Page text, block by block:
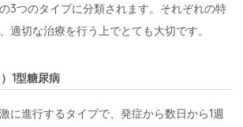
3つのタイプに分類されます。それぞれの特
適切な治療を行う上でとても大切です。
1型糖尿病
に進行するタイプで、発症から数日から1週